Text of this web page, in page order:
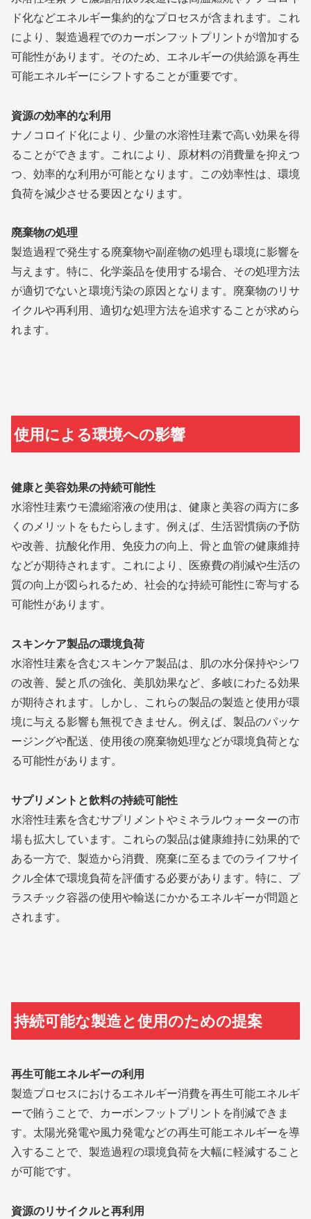
ド化などエネルギー集約的なプロセスが含まれます。これ
により、製造過程でのカーボンフットプリントが増加する
可能性があります。そのため、エネルギーの供給源を再生
可能エネルギーにシフトすることが重要です。
資源の効率的な利用
ナノコロイド化により、少量の水溶性珪素で高い効果を得
ることができます。これにより、原材料の消費量を抑えつ
つ、効率的な利用が可能となります。この効率性は、環境
負荷を減少させる要因となります。
廃棄物の処理
製造過程で発生する廃棄物や副産物の処理も環境に影響を
与えます。特に、化学薬品を使用する場合、その処理方法
が適切でないと環境汚染の原因となります。廃棄物のリサ
イクルや再利用、適切な処理方法を追求することが求めら
れます。
使用による環境への影響
健康と美容効果の持続可能性
水溶性珪素ウモ濃縮溶液の使用は、健康と美容の両方に多
くのメリットをもたらします。例えば、生活習慣病の予防
や改善、抗酸化作用、免疫力の向上、骨と血管の健康維持
などが期待されます。これにより、医療費の削減や生活の
質の向上が図られるため、社会的な持続可能性に寄与する
可能性があります。
スキンケア製品の環境負荷
水溶性珪素を含むスキンケア製品は、肌の水分保持やシワ
の改善、髪と爪の強化、美肌効果など、多岐にわたる効果
が期待されます。しかし、これらの製品の製造と使用が環
境に与える影響も無視できません。例えば、製品のパッケ
ージングや配送、使用後の廃棄物処理などが環境負荷とな
る可能性があります。
サプリメントと飲料の持続可能性
水溶性珪素を含むサプリメントやミネラルウォーターの市
場も拡大しています。これらの製品は健康維持に効果的で
ある一方で、製造から消費、廃棄に至るまでのライフサイ
クル全体で環境負荷を評価する必要があります。特に、プ
ラスチック容器の使用や輸送にかかるエネルギーが問題と
されます。
持続可能な製造と使用のための提案
再生可能エネルギーの利用
製造プロセスにおけるエネルギー消費を再生可能エネルギ
ーで賄うことで、カーボンフットプリントを削減できま
す。太陽光発電や風力発電などの再生可能エネルギーを導
入することで、製造過程の環境負荷を大幅に軽減すること
が可能です。
資源のリサイクルと再利用